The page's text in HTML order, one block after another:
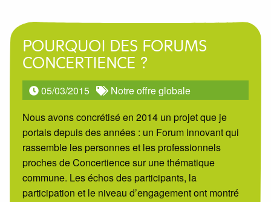
POURQUOI DES FORUMS
CONCERTIENCE ?
05/03/2015
Notre offre globale
Nous avons concrétisé en 2014 un projet que je
portais depuis des années : un Forum innovant qui
rassemble les personnes et les professionnels
proches de Concertience sur une thématique
commune. Les échos des participants, la
participation et le niveau d’engagement ont montré